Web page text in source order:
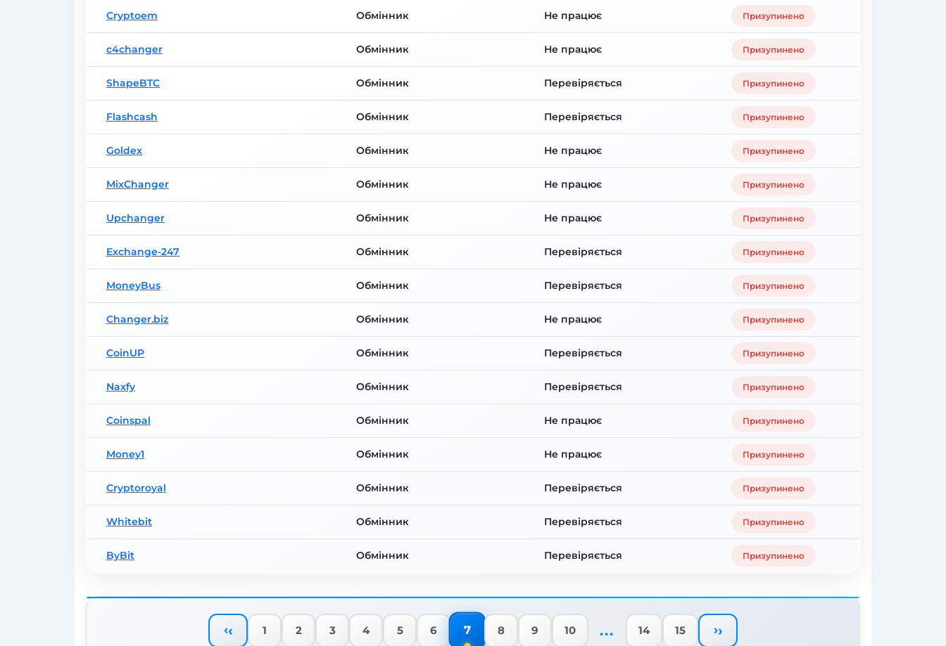
Cryptoem Обмінник Не працює Призупинено
c4changer Обмінник Не працює Призупинено
ShapeBTC Обмінник Перевіряється Призупинено
Flashcash Обмінник Перевіряється Призупинено
Goldex Обмінник Не працює Призупинено
MixChanger Обмінник Не працює Призупинено
Upchanger Обмінник Не працює Призупинено
Exchange-247 Обмінник Перевіряється Призупинено
MoneyBus Обмінник Перевіряється Призупинено
Changer.biz Обмінник Не працює Призупинено
CoinUP Обмінник Перевіряється Призупинено
Naxfy Обмінник Перевіряється Призупинено
Coinspal Обмінник Не працює Призупинено
Money1 Обмінник Не працює Призупинено
Cryptoroyal Обмінник Перевіряється Призупинено
Whitebit Обмінник Перевіряється Призупинено
ByBit Обмінник Перевіряється Призупинено
‹ 1 2 3 4 5 6 7 8 9 10 ... 14 15 ›